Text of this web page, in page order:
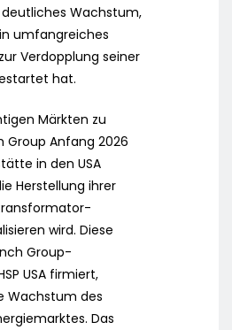
Wachstum,
umfangreiches
Verdopplung seiner
hat.
Märkten zu
Group Anfang 2026
in den USA
Herstellung ihrer
wird. Diese
Group-
USA firmiert,
Wachstum des
Das